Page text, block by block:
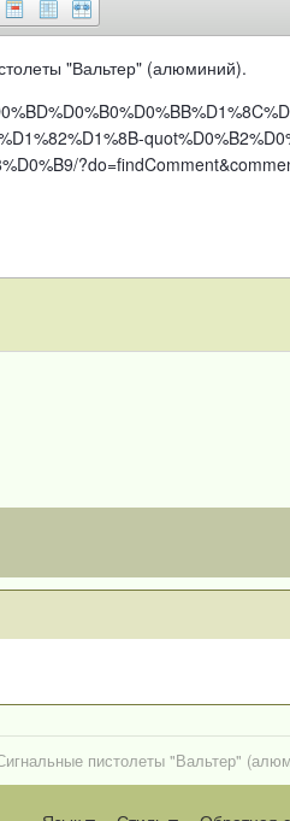
"Вальтер" (алюминий).
пистолеты "Вальтер"